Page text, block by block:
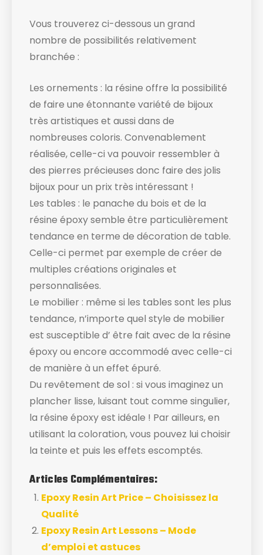
Vous trouverez ci-dessous un grand
nombre de possibilités relativement
branchée :
Les ornements : la résine offre la possibilité
de faire une étonnante variété de bijoux
très artistiques et aussi dans de
nombreuses coloris. Convenablement
réalisée, celle-ci va pouvoir ressembler à
des pierres précieuses donc faire des jolis
bijoux pour un prix très intéressant !
Les tables : le panache du bois et de la
résine époxy semble être particulièrement
tendance en terme de décoration de table.
Celle-ci permet par exemple de créer de
multiples créations originales et
personnalisées.
Le mobilier : même si les tables sont les plus
tendance, n’importe quel style de mobilier
est susceptible d’ être fait avec de la résine
époxy ou encore accommodé avec celle-ci
de manière à un effet épuré.
Du revêtement de sol : si vous imaginez un
plancher lisse, luisant tout comme singulier,
la résine époxy est idéale ! Par ailleurs, en
utilisant la coloration, vous pouvez lui choisir
la teinte et puis les effets escomptés.
Articles Complémentaires:
Epoxy Resin Art Price – Choisissez la
Qualité
Epoxy Resin Art Lessons – Mode
d’emploi et astuces